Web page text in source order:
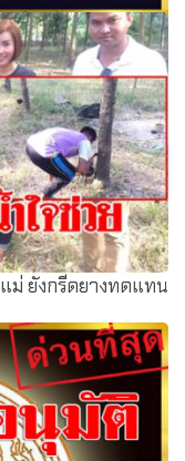
าเพื่อสอนพิเศษ-
ที
ม่ ยังกรีดยางทดแทน